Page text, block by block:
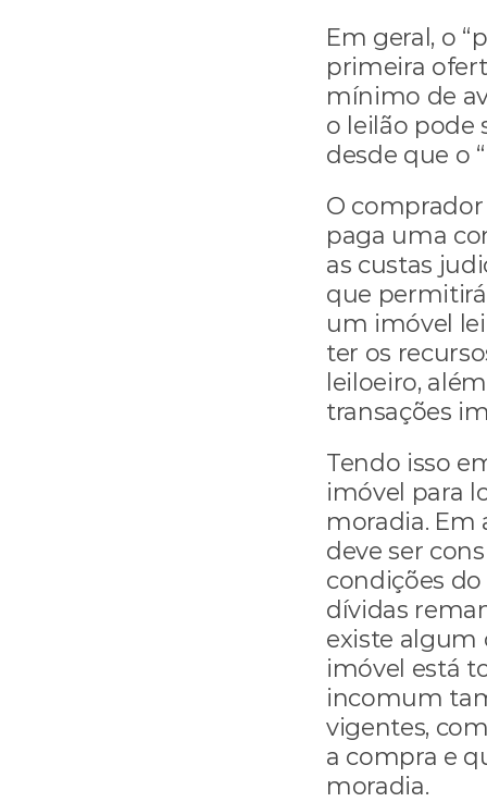
Em geral, o
primeira
mínimo de
o leilão pode
desde que o
O comprador
paga uma
as custas
que
um imóvel
ter os
leiloeiro,
transações
Tendo isso
imóvel para
moradia. Em
deve ser
condições
dívidas
existe algum
imóvel está
incomum
vigentes,
a compra e
moradia.